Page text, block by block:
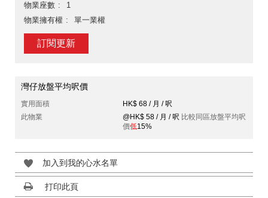
物業座數
1
物業擁有權
單一業權
訂閱更新
灣仔放盤平均呎價
實用面積
HK$ 68 / 月 / 呎
此物業
@HK$ 58 / 月 / 呎 比較同區放盤平均呎
價低15%
加入到我的心水名單
打印此頁